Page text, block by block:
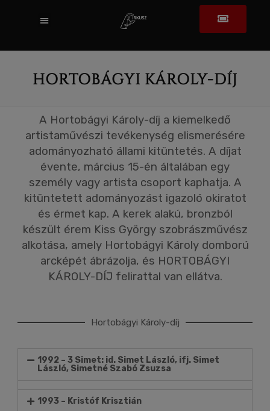
HORTOBÁGYI KÁROLY-DÍJ
A Hortobágyi Károly-díj a kiemelkedő
artistaművészi tevékenység elismerésére
adományozható állami kitüntetés. A díjat
évente, március 15-én általában egy
személy vagy artista csoport kaphatja. A
kitüntetett adományozást igazoló okiratot
és érmet kap. A kerek alakú, bronzból
készült érem Kiss György szobrászművész
alkotása, amely Hortobágyi Károly domború
arcképét ábrázolja, és HORTOBÁGYI
KÁROLY-DÍJ felirattal van ellátva.
Hortobágyi Károly-díj
1992 – 3 Simet: id. Simet László, ifj. Simet
László, Simetné Szabó Zsuzsa
1993 – Kristóf Krisztián